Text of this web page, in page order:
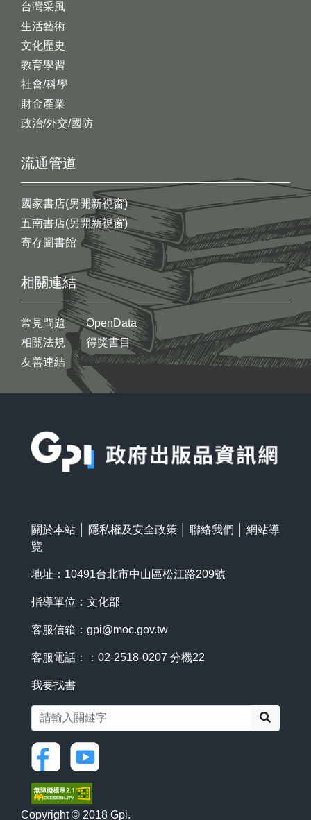
台灣采風
生活藝術
文化歷史
教育學習
社會/科學
財金產業
政治/外交/國防
流通管道
國家書店(另開新視窗)
五南書店(另開新視窗)
寄存圖書館
相關連結
常見問題
相關法規
友善連結
OpenData
得獎書目
關於本站 隱私權及安全政策 聯絡我們
網站導
覽
地址：10491台北市中山區松江路209號
指導單位：文化部
客服信箱： gpi@moc.gov.tw
客服電話：：02-2518-0207 分機22
我要找書
Copyright © 2018 Gpi.